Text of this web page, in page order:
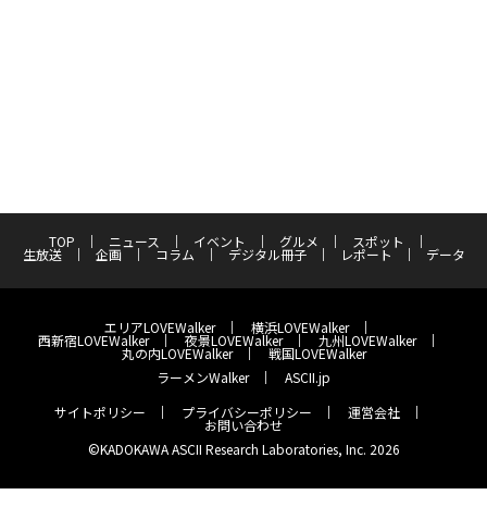
TOP ニュース イベント グルメ スポット
生放送 企画 コラム デジタル冊子 レポート データ
エリアLOVEWalker 横浜LOVEWalker
西新宿LOVEWalker 夜景LOVEWalker 九州LOVEWalker
丸の内LOVEWalker
戦国LOVEWalker
ラーメンWalker
ASCII.jp
サイトポリシー
プライバシーポリシー 運営会社
お問い合わせ
©KADOKAWA ASCII Research Laboratories, Inc. 2026